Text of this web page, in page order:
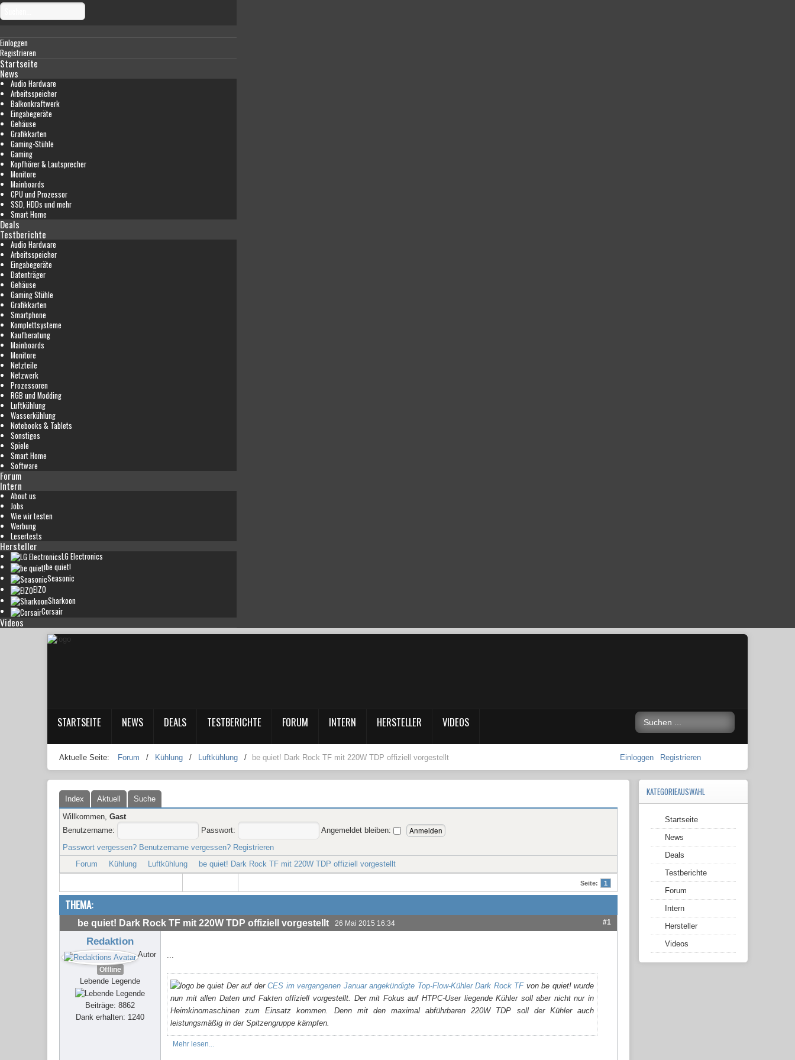
Einloggen
Registrieren
Startseite
News
Audio Hardware
Arbeitsspeicher
Balkonkraftwerk
Eingabegeräte
Gehäuse
Grafikkarten
Gaming-Stühle
Gaming
Kopfhörer & Lautsprecher
Monitore
Mainboards
CPU und Prozessor
SSD, HDDs und mehr
Smart Home
Deals
Testberichte
Audio Hardware
Arbeitsspeicher
Eingabegeräte
Datenträger
Gehäuse
Gaming Stühle
Grafikkarten
Smartphone
Komplettsysteme
Kaufberatung
Mainboards
Monitore
Netzteile
Netzwerk
Prozessoren
RGB und Modding
Luftkühlung
Wasserkühlung
Notebooks & Tablets
Sonstiges
Spiele
Smart Home
Software
Forum
Intern
About us
Jobs
Wie wir testen
Werbung
Lesertests
Hersteller
LG Electronics
be quiet!
Seasonic
EIZO
Sharkoon
Corsair
Videos
STARTSEITE NEWS DEALS TESTBERICHTE FORUM INTERN HERSTELLER VIDEOS
Aktuelle Seite: Forum / Kühlung / Luftkühlung / be quiet! Dark Rock TF mit 220W TDP offiziell vorgestellt Einloggen Registrieren
Index Aktuell
Suche
Willkommen, Gast
Benutzername:
Passwort:
Angemeldet bleiben:
Passwort vergessen? Benutzername vergessen? Registrieren
Forum
Kühlung Luftkühlung be quiet! Dark Rock TF mit 220W TDP offiziell vorgestellt
Seite: 1
THEMA:
be quiet! Dark Rock TF mit 220W TDP offiziell vorgestellt 26 Mai 2015 16:34 #1
Redaktion
Autor
Offline
Lebende Legende
Beiträge: 8862
Dank erhalten: 1240
...
Der auf der CES im vergangenen Januar angekündigte Top-Flow-Kühler Dark Rock TFvon be quiet! wurde
nun mit allen Daten und Fakten offiziell vorgestellt. Der mit Fokus auf HTPC-User liegende Kühler soll aber nicht nur in
Heimkinomaschinen zum Einsatz kommen. Denn mit den maximal abführbaren 220W TDP soll der Kühler auch
leistungsmäßig in der Spitzengruppe kämpfen.
Mehr lesen...
KATEGORIEAUSWAHL
Startseite
News
Deals
Testberichte
Forum
Intern
Hersteller
Videos